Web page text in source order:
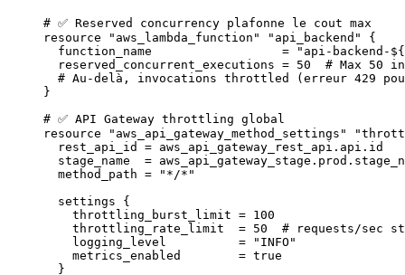
# ✅ Reserved concurrency plafonne le cout max
resource "aws_lambda_function" "api_backend"
{
  function_name
                  =
"api-backend- ${
  reserved_concurrent_executions
= 50
# Max 50
# Au-delà, invocations throttled (erreur 429
}
# ✅ API Gateway throttling global
resource "aws_api_gateway_method_settings"
  rest_api_id
= aws_api_gateway_rest_api . api . id
  stage_name
  =
aws_api_gateway_stage . prod .
  method_path
= "*/*"
  settings
{
    throttling_burst_limit
= 100
    throttling_rate_limit
  =
50
# requests/sec
    logging_level
          =
"INFO"
    metrics_enabled
        =
true
  }